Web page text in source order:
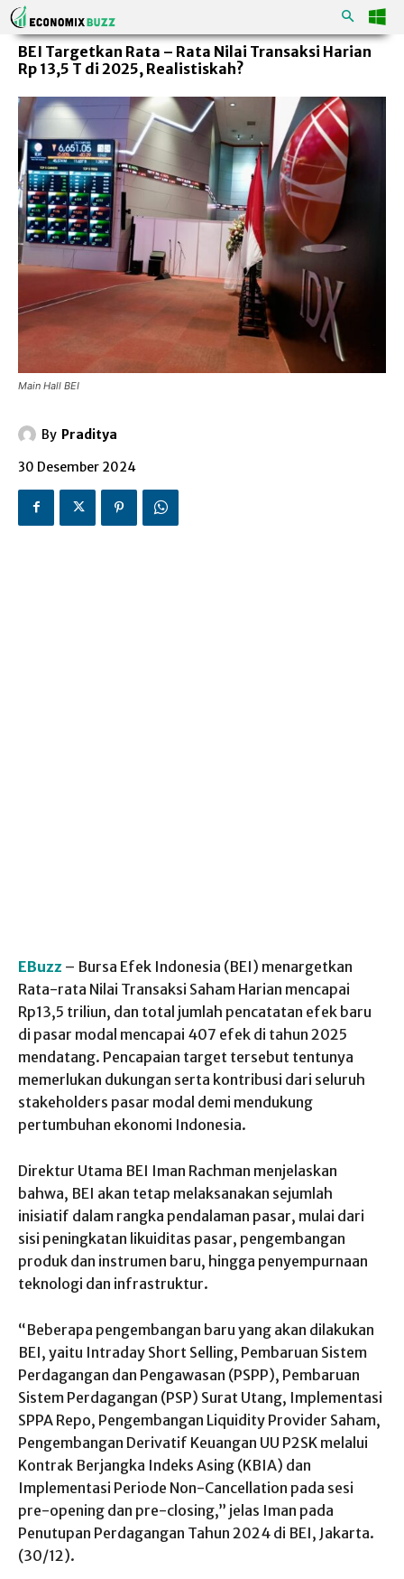
BEI Targetkan Rata – Rata Nilai Transaksi Harian
Rp 13,5 T di 2025, Realistiskah?
Main Hall BEI
By Praditya
30 Desember 2024
EBuzz – Bursa Efek Indonesia (BEI) menargetkan
Rata-rata Nilai Transaksi Saham Harian mencapai
Rp13,5 triliun, dan total jumlah pencatatan efek baru
di pasar modal mencapai 407 efek di tahun 2025
mendatang. Pencapaian target tersebut tentunya
memerlukan dukungan serta kontribusi dari seluruh
stakeholders pasar modal demi mendukung
pertumbuhan ekonomi Indonesia.
Direktur Utama BEI Iman Rachman menjelaskan
bahwa, BEI akan tetap melaksanakan sejumlah
inisiatif dalam rangka pendalaman pasar, mulai dari
sisi peningkatan likuiditas pasar, pengembangan
produk dan instrumen baru, hingga penyempurnaan
teknologi dan infrastruktur.
“Beberapa pengembangan baru yang akan dilakukan
BEI, yaitu Intraday Short Selling, Pembaruan Sistem
Perdagangan dan Pengawasan (PSPP), Pembaruan
Sistem Perdagangan (PSP) Surat Utang, Implementasi
SPPA Repo, Pengembangan Liquidity Provider Saham,
Pengembangan Derivatif Keuangan UU P2SK melalui
Kontrak Berjangka Indeks Asing (KBIA) dan
Implementasi Periode Non-Cancellation pada sesi
pre-opening dan pre-closing,” jelas Iman pada
Penutupan Perdagangan Tahun 2024 di BEI, Jakarta.
(30/12).